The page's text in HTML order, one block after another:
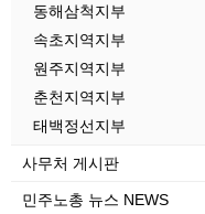
동해삼척지부
속초지역지부
원주지역지부
춘천지역지부
태백정선지부
사무처 게시판
민주노총 뉴스 NEWS